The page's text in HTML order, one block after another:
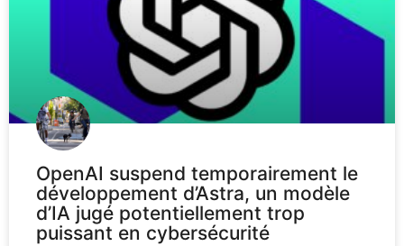
OpenAI suspend temporairement le
développement d’Astra, un modèle
d’IA jugé potentiellement trop
puissant en cybersécurité